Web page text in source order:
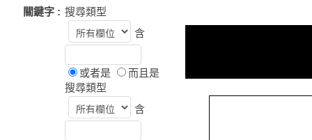
關鍵字 : 搜尋類型
含
或者是
而且是
搜尋類型
含